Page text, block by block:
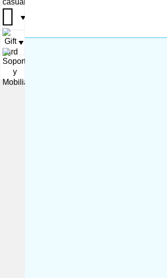
▼
▼
joyera europea. Equilibrando